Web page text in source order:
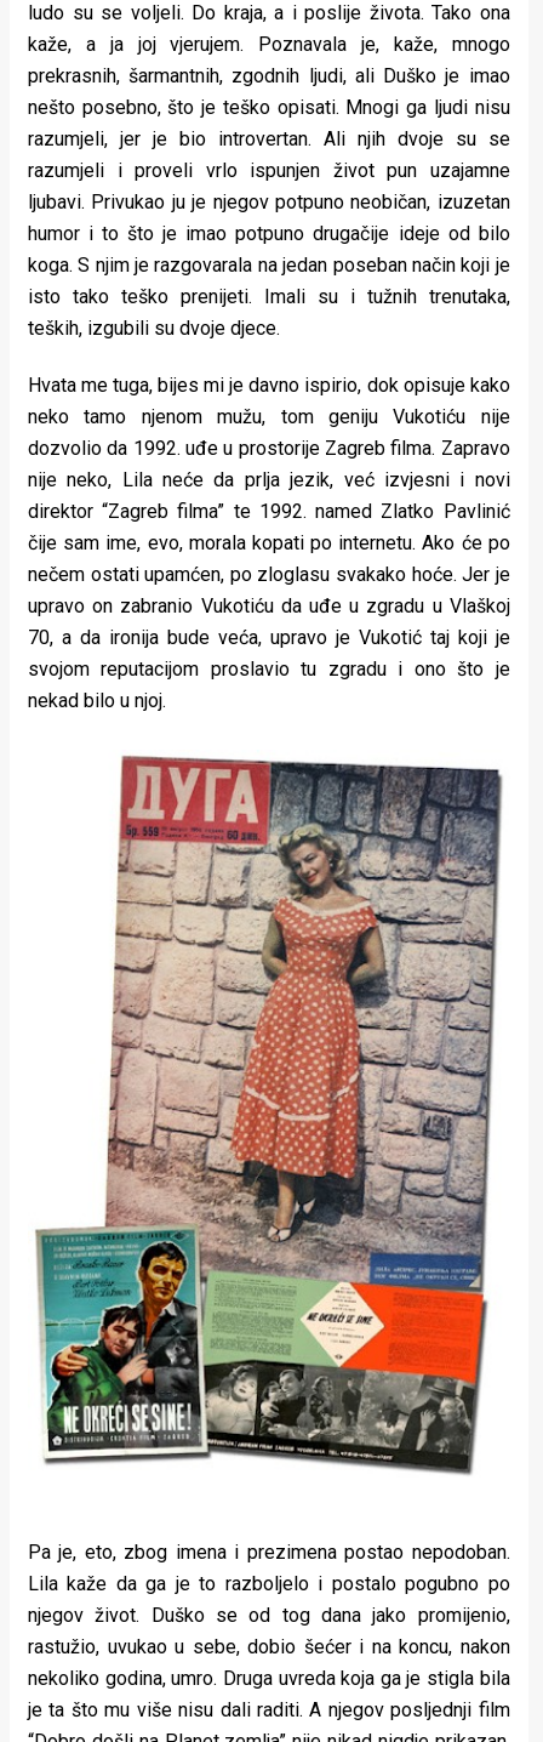
ludo su se voljeli. Do kraja, a i poslije života. Tako ona
kaže, a ja joj vjerujem. Poznavala je, kaže, mnogo
prekrasnih, šarmantnih, zgodnih ljudi, ali Duško je imao
nešto posebno, što je teško opisati. Mnogi ga ljudi nisu
razumjeli, jer je bio introvertan. Ali njih dvoje su se
razumjeli i proveli vrlo ispunjen život pun uzajamne
ljubavi. Privukao ju je njegov potpuno neobičan, izuzetan
humor i to što je imao potpuno drugačije ideje od bilo
koga. S njim je razgovarala na jedan poseban način koji je
isto tako teško prenijeti. Imali su i tužnih trenutaka,
teških, izgubili su dvoje djece.
Hvata me tuga, bijes mi je davno ispirio, dok opisuje kako
neko tamo njenom mužu, tom geniju Vukotiću nije
dozvolio da 1992. uđe u prostorije Zagreb filma. Zapravo
nije neko, Lila neće da prlja jezik, već izvjesni i novi
direktor “Zagreb filma” te 1992. named Zlatko Pavlinić
čije sam ime, evo, morala kopati po internetu. Ako će po
nečem ostati upamćen, po zloglasu svakako hoće. Jer je
upravo on zabranio Vukotiću da uđe u zgradu u Vlaškoj
70, a da ironija bude veća, upravo je Vukotić taj koji je
svojom reputacijom proslavio tu zgradu i ono što je
nekad bilo u njoj.
Pa je, eto, zbog imena i prezimena postao nepodoban.
Lila kaže da ga je to razboljelo i postalo pogubno po
njegov život. Duško se od tog dana jako promijenio,
rastužio, uvukao u sebe, dobio šećer i na koncu, nakon
nekoliko godina, umro. Druga uvreda koja ga je stigla bila
je ta što mu više nisu dali raditi. A njegov posljednji film